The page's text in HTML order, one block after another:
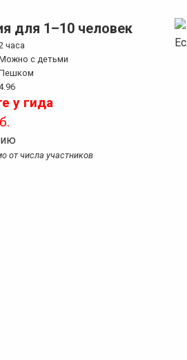
для 1–10 человек
часа
с детьми
у гида
от числа участников